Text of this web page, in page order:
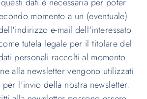
momento a un (eventuale)
e-mail dell'interessato
tutela legale per il titolare del
personali raccolti al momento
alla newsletter vengono utilizzati
per l'invio della nostra newsletter.